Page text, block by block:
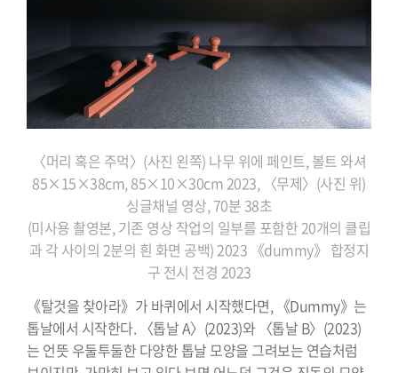
〈머리 혹은 주먹〉(사진 왼쪽) 나무 위에 페인트, 볼트 와셔
85×15×38cm, 85×10×30cm 2023, 〈무제〉(사진 위)
싱글채널 영상, 70분 38초
(미사용 촬영본, 기존 영상 작업의 일부를 포함한 20개의 클립
과 각 사이의 2분의 흰 화면 공백) 2023 《dummy》 합정지
구 전시 전경 2023
《탈것을 찾아라》가 바퀴에서 시작했다면, 《Dummy》는
톱날에서 시작한다. 〈톱날 A〉(2023)와 〈톱날 B〉(2023)
는 언뜻 우둘투둘한 다양한 톱날 모양을 그려보는 연습처럼